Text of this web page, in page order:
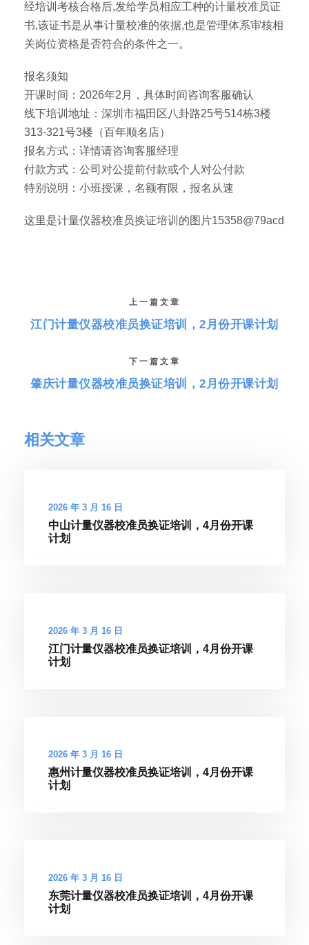
经培训考核合格后,发给学员相应工种的计量校准员证
书,该证书是从事计量校准的依据,也是管理体系审核相
关岗位资格是否符合的条件之一。
报名须知
开课时间：2026年2月，具体时间咨询客服确认
线下培训地址：深圳市福田区八卦路25号514栋3楼
313-321号3楼（百年顺名店）
报名方式：详情请咨询客服经理
付款方式：公司对公提前付款或个人对公付款
特别说明：小班授课，名额有限，报名从速
这里是计量仪器校准员换证培训的图片15358@79acd
上一篇文章
江门计量仪器校准员换证培训，2月份开课计划
下一篇文章
肇庆计量仪器校准员换证培训，2月份开课计划
相关文章
2026 年 3 月 16 日
中山计量仪器校准员换证培训，4月份开课
计划
2026 年 3 月 16 日
江门计量仪器校准员换证培训，4月份开课
计划
2026 年 3 月 16 日
惠州计量仪器校准员换证培训，4月份开课
计划
2026 年 3 月 16 日
东莞计量仪器校准员换证培训，4月份开课
计划